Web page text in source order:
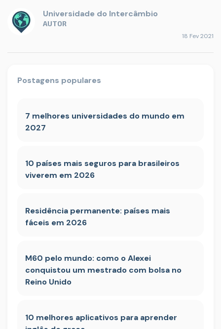
Universidade do Intercâmbio
AUTOR
18 Fev 2021
Postagens populares
7 melhores universidades do mundo em
2027
10 países mais seguros para brasileiros
viverem em 2026
Residência permanente: países mais
fáceis em 2026
M60 pelo mundo: como o Alexei
conquistou um mestrado com bolsa no
Reino Unido
10 melhores aplicativos para aprender